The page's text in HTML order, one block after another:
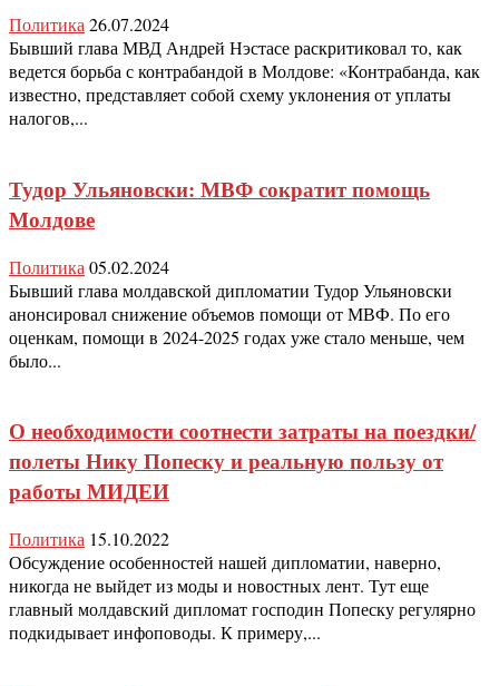
Политика26.07.2024
Бывший глава МВД Андрей Нэстасе раскритиковал то, как
ведется борьба с контрабандой в Молдове: «Контрабанда, как
известно, представляет собой схему уклонения от уплаты
налогов,...
Тудор Ульяновски: МВФ сократит помощь
Молдове
Политика 05.02.2024
Бывший глава молдавской дипломатии Тудор Ульяновски
анонсировал снижение объемов помощи от МВФ. По его
оценкам, помощи в 2024-2025 годах уже стало меньше, чем
было...
О необходимости соотнести затраты на поездки/
полеты Нику Попеску и реальную пользу от
работы МИДЕИ
Политика 15.10.2022
Обсуждение особенностей нашей дипломатии, наверно,
никогда не выйдет из моды и новостных лент. Тут еще
главный молдавский дипломат господин Попеску регулярно
подкидывает инфоповоды. К примеру,...